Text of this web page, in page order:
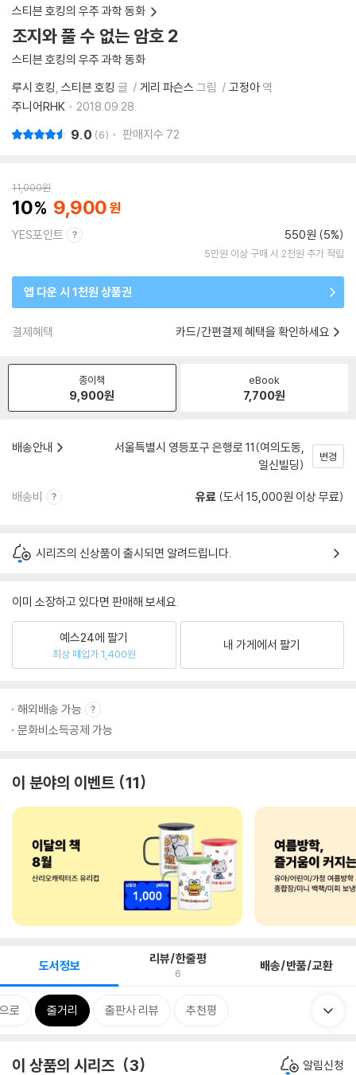
스티븐 호킹의 우주 과학 동화
조지와 풀 수 없는 암호 2
스티븐 호킹의 우주 과학 동화
루시 호킹 스티븐 호킹 글 게리 파슨스 그림 고정아역
주니어RHK
2018.09.28.
9.0 6 판매지수 72
11,000원
10 9,900
YES포인트 550원 (5%)
5만원 이상 구매 시 2천원 추가 적립
앱 다운 시 1천원 상품권
결제혜택 카드/간편결제 혜택을 확인하세요
종이책
9,900원
eBook
7,700원
배송안내
서울특별시 영등포구 은행로 11(여의도동,
일신빌딩)
변경
배송비 유료 (도서 15,000원 이상 무료)
시리즈의 신상품이 출시되면 알려드립니다.
이미 소장하고 있다면 판매해 보세요.
예스24에 팔기
최상 매입가 1,400원
내 가게에서 팔기
해외배송 가능
문화비소득공제 가능
이 분야의 이벤트 11
도서정보 리뷰/한줄평
6 배송/반품/교환
로 줄거리 출판사 리뷰 추천평
이 상품의 시리즈 3 알림신청